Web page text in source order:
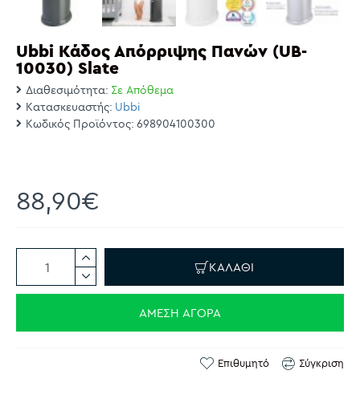
Ubbi Κάδος Απόρριψης Πανών (UB-
10030) Slate
Διαθεσιμότητα: Σε Απόθεμα
Κατασκευαστής: Ubbi
Κωδικός Προϊόντος: 698904100300
88,90€
ΚΑΛΆΘΙ
ΆΜΕΣΗ ΑΓΟΡΆ
Επιθυμητό Σύγκριση